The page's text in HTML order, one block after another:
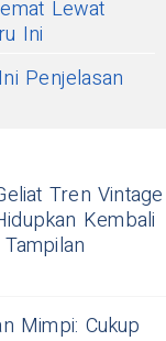
Lewat
Ini
Penjelasan
Tren Vintage
Kembali
Mimpi: Cukup